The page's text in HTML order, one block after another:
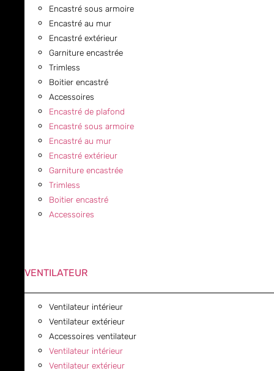
Encastré sous armoire
Encastré au mur
Encastré extérieur
Garniture encastrée
Trimless
Boitier encastré
Accessoires
Encastré de plafond
Encastré sous armoire
Encastré au mur
Encastré extérieur
Garniture encastrée
Trimless
Boitier encastré
Accessoires
VENTILATEUR
Ventilateur intérieur
Ventilateur extérieur
Accessoires ventilateur
Ventilateur intérieur
Ventilateur extérieur